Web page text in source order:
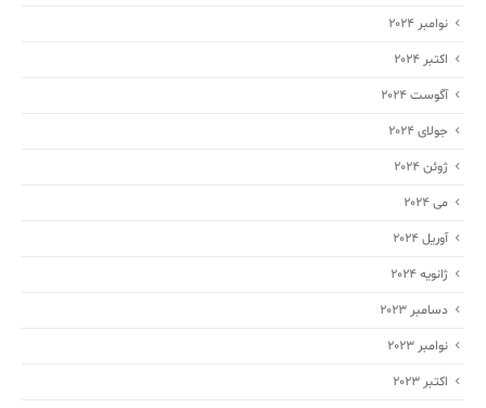
نوامبر 2024
اکتبر 2024
آگوست 2024
جولای 2024
ژوئن 2024
می 2024
آوریل 2024
ژانویه 2024
دسامبر 2023
نوامبر 2023
اکتبر 2023